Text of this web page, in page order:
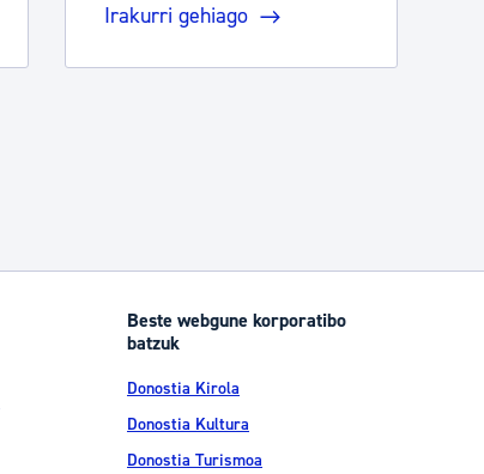
Irakurri gehiago
Beste webgune korporatibo
batzuk
Donostia Kirola
Donostia Kultura
Donostia Turismoa